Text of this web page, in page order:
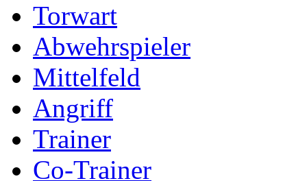
Torwart
Abwehrspieler
Mittelfeld
Angriff
Trainer
Co-Trainer